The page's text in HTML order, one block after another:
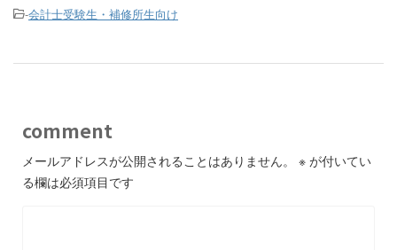
-会計士受験生・補修所生向け
comment
メールアドレスが公開されることはありません。 ※ が付いてい
る欄は必須項目です